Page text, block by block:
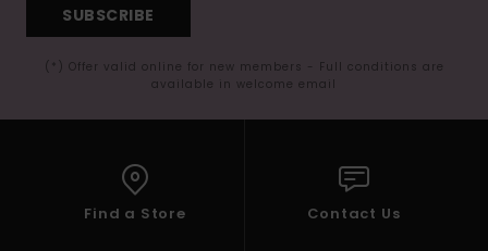
SUBSCRIBE
(*) Offer valid online for new members - Full conditions are
available in welcome email
Find a Store Contact Us